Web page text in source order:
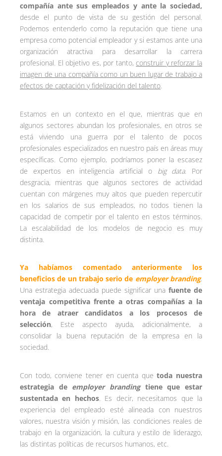
compañía ante sus empleados y ante la sociedad,
desde el punto de vista de su gestión del personal.
Podemos entenderlo como la reputación que tiene una
empresa como potencial empleador y si estamos ante una
organización atractiva para desarrollar la carrera
profesional. El objetivo es, por tanto, construir y reforzar la
imagen de una compañía como un buen lugar de trabajo a
efectos de captación y fidelización del talento.
Estamos en un contexto en el que, mientras que en
algunos sectores abundan los profesionales, en otros se
está viviendo una guerra por el talento de pocos
profesionales especializados en nuestro país en áreas muy
específicas. Como ejemplo, podríamos poner la escasez
de expertos en inteligencia artificial o big data. Por
desgracia, mientras que algunos sectores de actividad
cuentan con márgenes muy altos que pueden repercutir
en los salarios de sus empleados, no todos tienen la
capacidad de competir por el talento en estos términos.
La escalabilidad de los modelos de negocio es muy
distinta.
Ya habíamos comentado anteriormente los
beneficios de un trabajo serio de employer branding.
Una estrategia adecuada puede significar una fuente de
ventaja competitiva frente a otras compañías a la
hora de atraer candidatos a los procesos de
selección, Este aspecto ayuda, adicionalmente, a
consolidar la buena reputación de la empresa en la
sociedad.
Con todo, conviene tener en cuenta quetoda nuestra
estrategia de employer brandingtiene que estar
sustentada en hechos. Es decir, necesitamos que la
experiencia del empleado esté alineada con nuestros
valores, nuestra visión y misión, las condiciones reales de
trabajo en la organización, la cultura y estilo de liderazgo,
las distintas políticas de recursos humanos, etc.